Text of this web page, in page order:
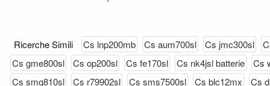
Ricerche Simili Cs lnp200mb Cs aum700sl Cs jmc300sl
Cs gme800sl
Cs op200sl Cs fe170sl Cs nk4jsl batterie
Cs
Cs smg810sl
Cs r79902sl Cs sms7500sl Cs blc12mx Cs